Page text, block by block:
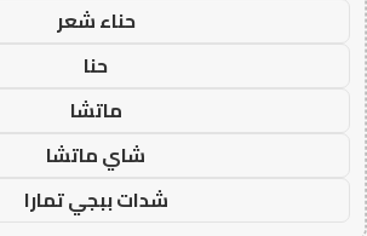
حناء شعر
حنا
ماتشا
شاي ماتشا
شدات ببجي تمارا